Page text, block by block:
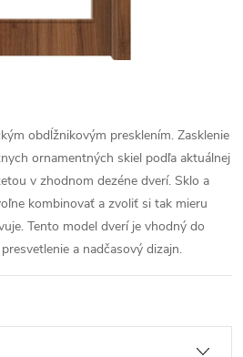
obdĺžnikovým presklením. Zasklenie
ornamentných skiel podľa aktuálnej
v zhodnom dezéne dverí. Sklo a
kombinovať a zvoliť si tak mieru
Tento model dverí je vhodný do
a nadčasový dizajn.